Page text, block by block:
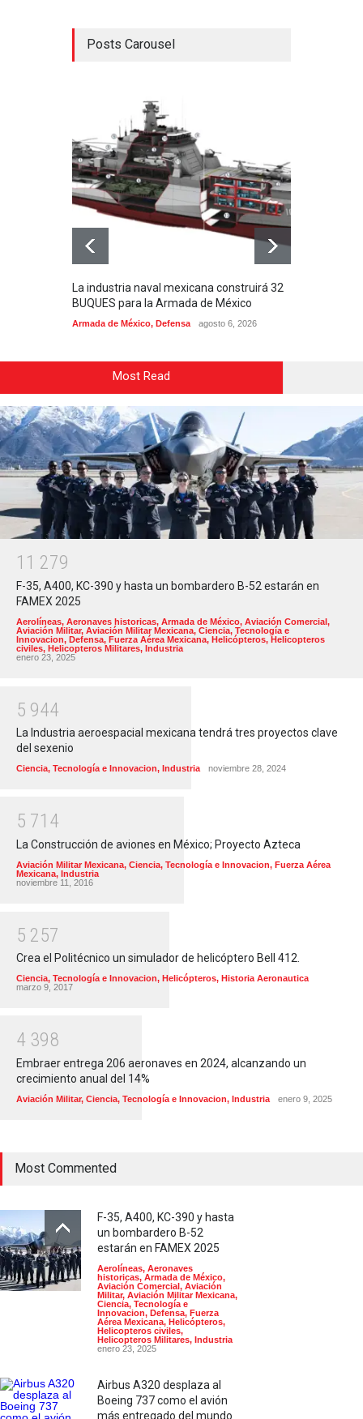
Posts Carousel
La industria naval mexicana construirá 32
BUQUES para la Armada de México
Armada de México, Defensa agosto 6, 2026
Most Read
1 1 279
F-35, A400, KC-390 y hasta un bombardero B-52 estarán en
FAMEX 2025
Aerolíneas, Aeronaves historicas, Armada de México, Aviación Comercial,
Aviación Militar, Aviación Militar Mexicana, Ciencia, Tecnología e
Innovacion, Defensa, Fuerza Aérea Mexicana, Helicópteros, Helicopteros
civiles, Helicopteros Militares, Industria
enero 23, 2025
5 944
La Industria aeroespacial mexicana tendrá tres proyectos clave
del sexenio
Ciencia, Tecnología e Innovacion, Industria noviembre 28, 2024
5 71 4
La Construcción de aviones en México; Proyecto Azteca
Aviación Militar Mexicana, Ciencia, Tecnología e Innovacion, Fuerza Aérea
Mexicana, Industria
noviembre 11, 2016
5 257
Crea el Politécnico un simulador de helicóptero Bell 412.
Ciencia, Tecnología e Innovacion, Helicópteros, Historia Aeronautica
marzo 9, 2017
4 398
Embraer entrega 206 aeronaves en 2024, alcanzando un
crecimiento anual del 14%
Aviación Militar, Ciencia, Tecnología e Innovacion, Industria enero 9, 2025
Most Commented
F-35, A400, KC-390 y hasta
un bombardero B-52
estarán en FAMEX 2025
Aerolíneas, Aeronaves
historicas, Armada de México,
Aviación Comercial, Aviación
Militar, Aviación Militar Mexicana,
Ciencia, Tecnología e
Innovacion, Defensa, Fuerza
Aérea Mexicana, Helicópteros,
Helicopteros civiles,
Helicopteros Militares, Industria
enero 23, 2025
Airbus A320 desplaza al
Boeing 737 como el avión
más entregado del mundo